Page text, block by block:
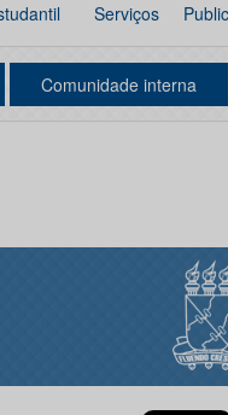
Serviços
Comunidade interna